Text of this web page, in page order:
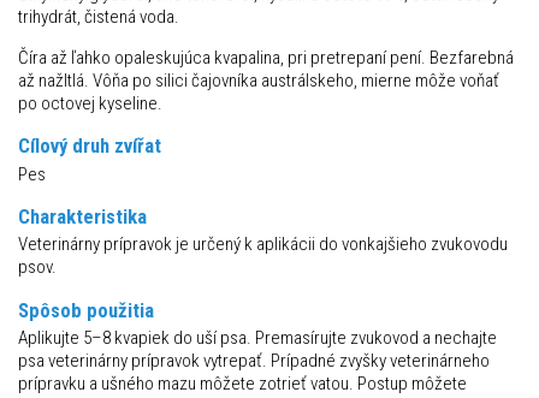
trihydrát, čistená voda.
Číra až ľahko opaleskujúca kvapalina, pri pretrepaní pení. Bezfarebná
až nažltlá. Vôňa po silici čajovníka austrálskeho, mierne môže voňať
po octovej kyseline.
Cílový druh zvířat
Pes
Charakteristika
Veterinárny prípravok je určený k aplikácii do vonkajšieho zvukovodu
psov.
Spôsob použitia
Aplikujte 5–8 kvapiek do uší psa. Premasírujte zvukovod a nechajte
psa veterinárny prípravok vytrepať. Prípadné zvyšky veterinárneho
prípravku a ušného mazu môžete zotrieť vatou. Postup môžete